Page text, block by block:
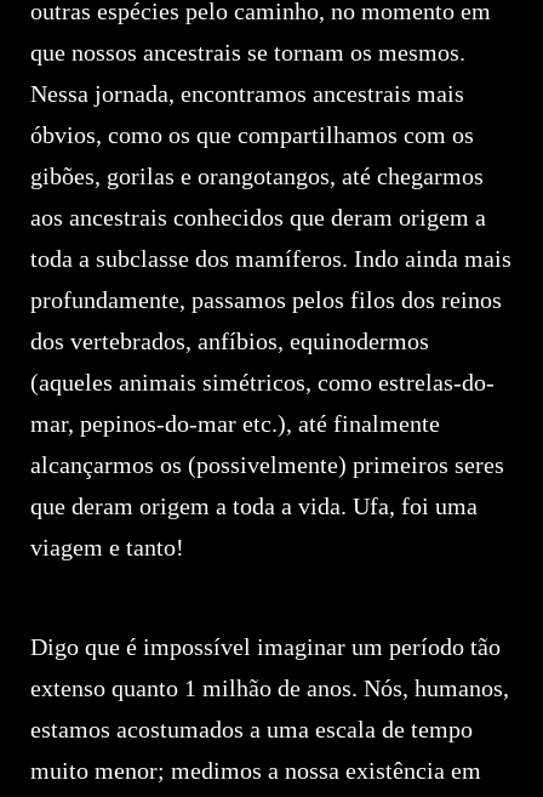
outras espécies pelo caminho, no momento em
que nossos ancestrais se tornam os mesmos.
Nessa jornada, encontramos ancestrais mais
óbvios, como os que compartilhamos com os
gibões, gorilas e orangotangos, até chegarmos
aos ancestrais conhecidos que deram origem a
toda a subclasse dos mamíferos. Indo ainda mais
profundamente, passamos pelos filos dos reinos
dos vertebrados, anfíbios, equinodermos
(aqueles animais simétricos, como estrelas-do-
mar, pepinos-do-mar etc.), até finalmente
alcançarmos os (possivelmente) primeiros seres
que deram origem a toda a vida. Ufa, foi uma
viagem e tanto!
Digo que é impossível imaginar um período tão
extenso quanto 1 milhão de anos. Nós, humanos,
estamos acostumados a uma escala de tempo
muito menor; medimos a nossa existência em